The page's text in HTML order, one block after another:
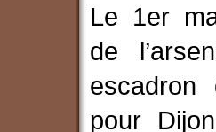
Le 1er
de
escadron
pour